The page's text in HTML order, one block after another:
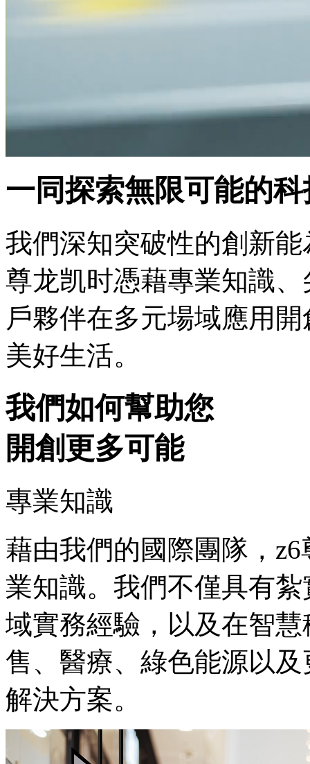
一同探索無限可能的
我們深知突破性的創新
尊龙凯时憑藉專業知識
戶夥伴在多元場域應用
美好生活。
我們如何幫助您
開創更多可能
專業知識
藉由我們的國際團隊，
業知識。我們不僅具有
域實務經驗，以及在智
售、醫療、綠色能源以
解決方案。